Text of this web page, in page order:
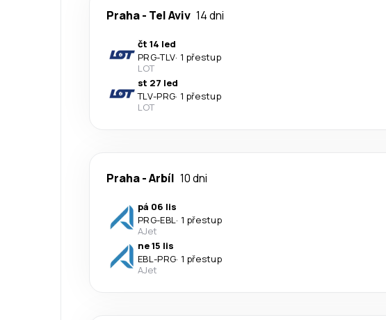
Praha- Tel Aviv 14 dni
čt 14 led
PRG-TLV· 1 přestup
LOT
st 27 led
TLV-PRG· 1 přestup
LOT
Praha-Arbíl 10 dni
pá 06 lis
PRG-EBL· 1 přestup
AJet
ne 15 lis
EBL-PRG· 1 přestup
AJet